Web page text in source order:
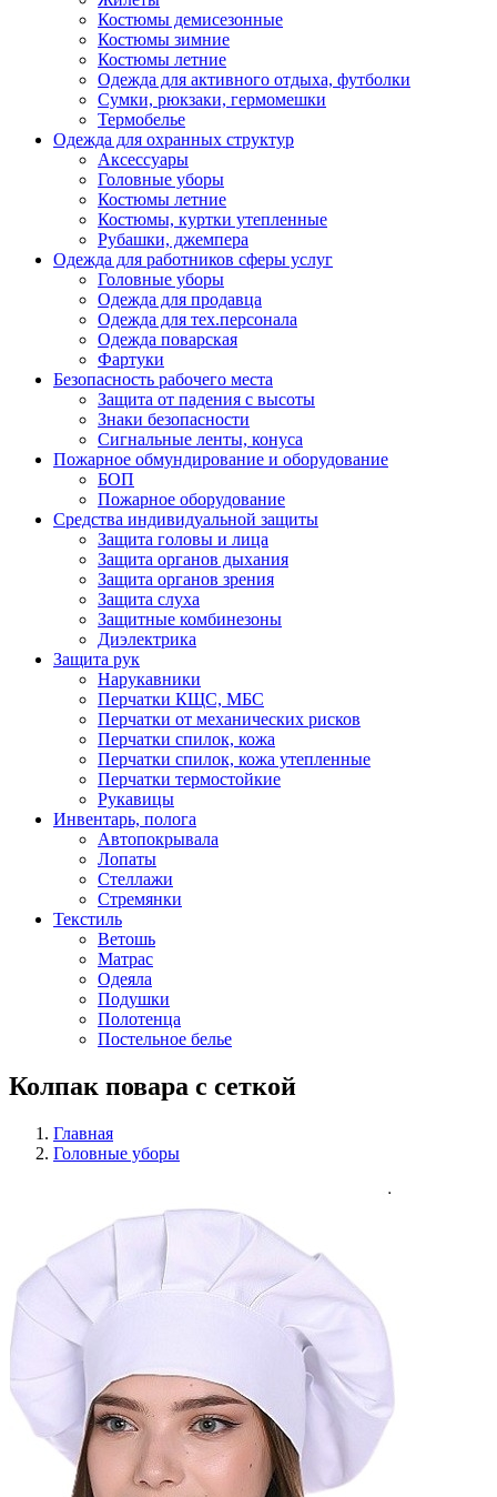
Костюмы демисезонные
Костюмы зимние
Костюмы летние
Одежда для активного отдыха, футболки
Сумки, рюкзаки, гермомешки
Термобелье
Одежда для охранных структур
Аксессуары
Головные уборы
Костюмы летние
Костюмы, куртки утепленные
Рубашки, джемпера
Одежда для работников сферы услуг
Головные уборы
Одежда для продавца
Одежда для тех.персонала
Одежда поварская
Фартуки
Безопасность рабочего места
Защита от падения с высоты
Знаки безопасности
Сигнальные ленты, конуса
Пожарное обмундирование и оборудование
БОП
Пожарное оборудование
Средства индивидуальной защиты
Защита головы и лица
Защита органов дыхания
Защита органов зрения
Защита слуха
Защитные комбинезоны
Диэлектрика
Защита рук
Нарукавники
Перчатки КЩС, МБС
Перчатки от механических рисков
Перчатки спилок, кожа
Перчатки спилок, кожа утепленные
Перчатки термостойкие
Рукавицы
Инвентарь, полога
Автопокрывала
Лопаты
Стеллажи
Стремянки
Текстиль
Ветошь
Матрас
Одеяла
Подушки
Полотенца
Постельное белье
Колпак повара с сеткой
Главная
Головные уборы